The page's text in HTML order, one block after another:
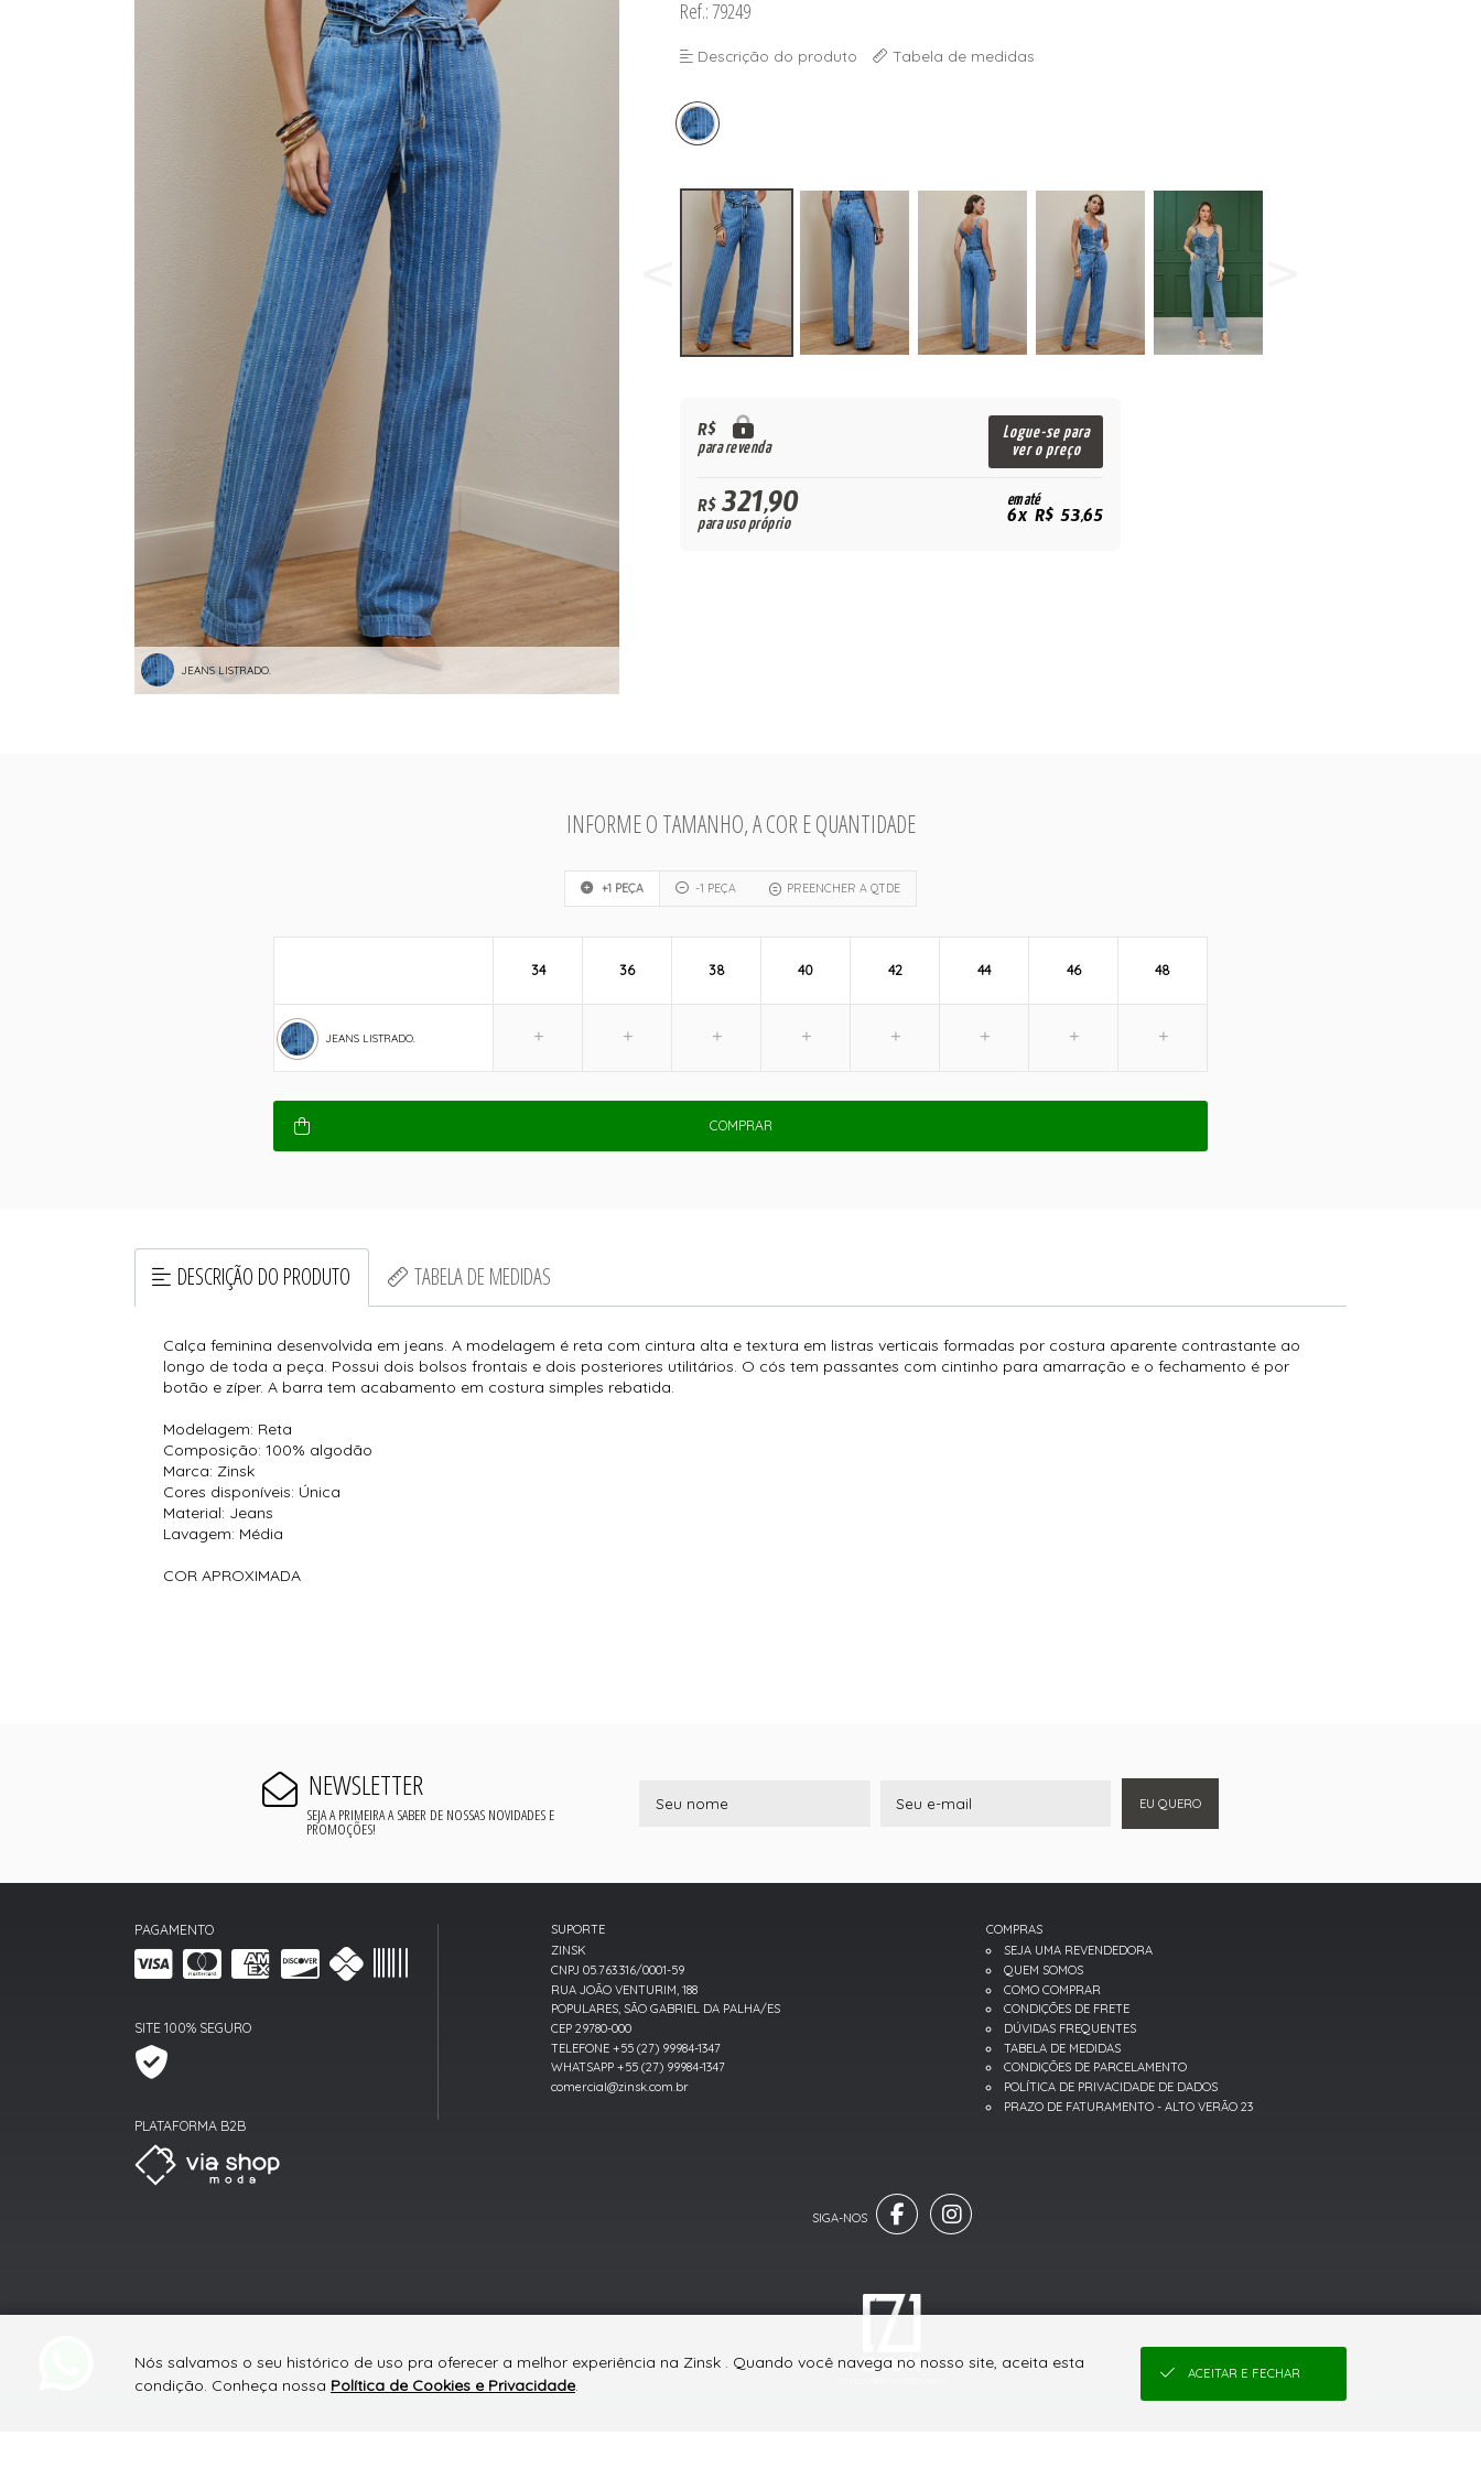
CAMISAS
CONJUNTOS
CROPPED
JAQUETAS
MACACÃO E MACAQUINHO
SAIAS
SHORTS
TOPPER
VESTIDOS
JEANS LISTRADO.
Ref.: 79249
Descrição do produto Tabela de medidas
R$
para revenda
Logue-se para
ver o preço
R$321,90
para uso próprio
em até
6x R$ 53,65
INFORME O TAMANHO, A COR E QUANTIDADE
+1 PEÇA -1 PEÇA PREENCHER A QTDE
JEANS LISTRADO.
34 36 38 40 42 44 46 48
COMPRAR
DESCRIÇÃO DO PRODUTO TABELA DE MEDIDAS
Calça feminina desenvolvida em jeans. A modelagem é reta com cintura alta e textura em listras verticais formadas por costura aparente contrastante ao
longo de toda a peça. Possui dois bolsos frontais e dois posteriores utilitários. O cós tem passantes com cintinho para amarração e o fechamento é por
botão e zíper. A barra tem acabamento em costura simples rebatida.
Modelagem: Reta
Composição: 100% algodão
Marca: Zinsk
Cores disponíveis: Única
Material: Jeans
Lavagem: Média
COR APROXIMADA
NEWSLETTER
SEJA A PRIMEIRA A SABER DE NOSSAS NOVIDADES E
PROMOÇÕES!
EU QUERO
PAGAMENTO
SITE 100% SEGURO
PLATAFORMA B2B
SUPORTE
ZINSK
CNPJ 05.763.316/0001-59
RUA JOÃO VENTURIM, 188
POPULARES, SÃO GABRIEL DA PALHA/ES
CEP 29780-000
TELEFONE +55 (27) 99984-1347
WHATSAPP +55 (27) 99984-1347
comercial@zinsk.com.br
COMPRAS
SEJA UMA REVENDEDORA
QUEM SOMOS
COMO COMPRAR
CONDIÇÕES DE FRETE
DÚVIDAS FREQUENTES
TABELA DE MEDIDAS
CONDIÇÕES DE PARCELAMENTO
POLÍTICA DE PRIVACIDADE DE DADOS
PRAZO DE FATURAMENTO - ALTO VERÃO 23
Nós salvamos o seu histórico de uso pra oferecer a melhor experiência na Zinsk . Quando você navega no nosso site, aceita esta
condição. Conheça nossa Política de Cookies e Privacidade.
ACEITAR E FECHAR